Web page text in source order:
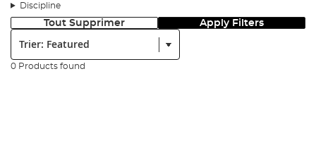
Discipline
Tout Supprimer Apply Filters
0 Products found